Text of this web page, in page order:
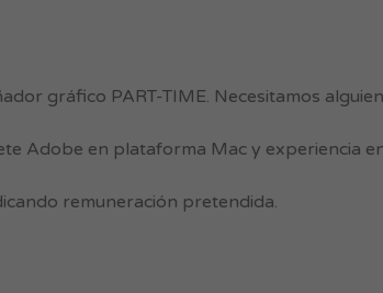
gráfico PART-TIME. Necesitamos
Adobe en plataforma Mac y experiencia
remuneración pretendida.